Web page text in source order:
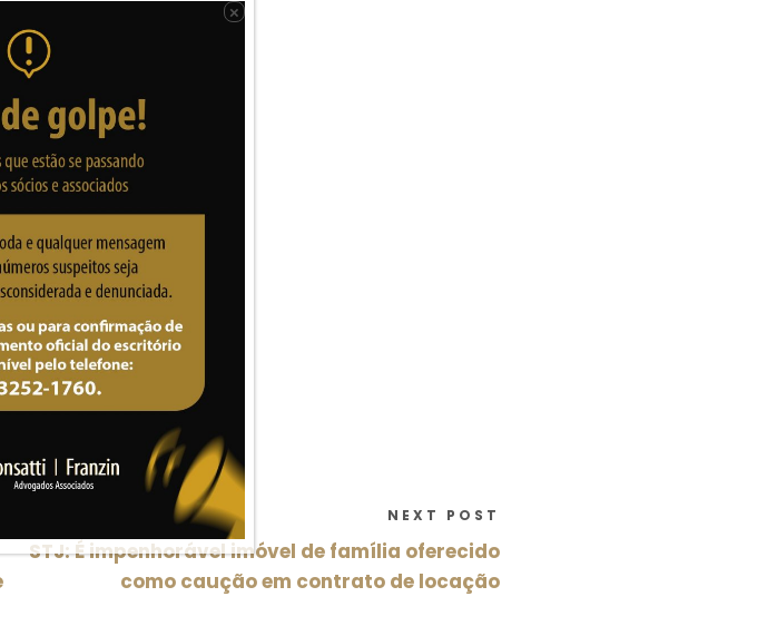
de analisar recursos
em ação
à Subseção I
NEXT POST
STJ: É impenhorável imóvel de família oferecido
como caução em contrato de locação
×